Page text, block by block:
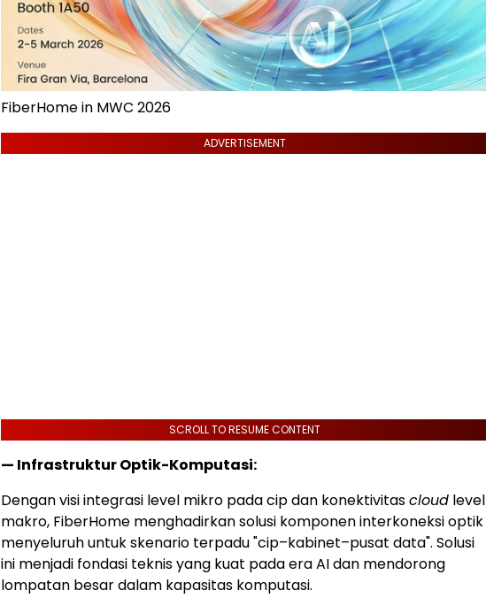
FiberHome in MWC 2026
ADVERTISEMENT
SCROLL TO RESUME CONTENT
— Infrastruktur Optik-Komputasi:
Dengan visi integrasi level mikro pada cip dan konektivitascloud level
makro, FiberHome menghadirkan solusi komponen interkoneksi optik
menyeluruh untuk skenario terpadu "cip–kabinet–pusat data". Solusi
ini menjadi fondasi teknis yang kuat pada era AI dan mendorong
lompatan besar dalam kapasitas komputasi.